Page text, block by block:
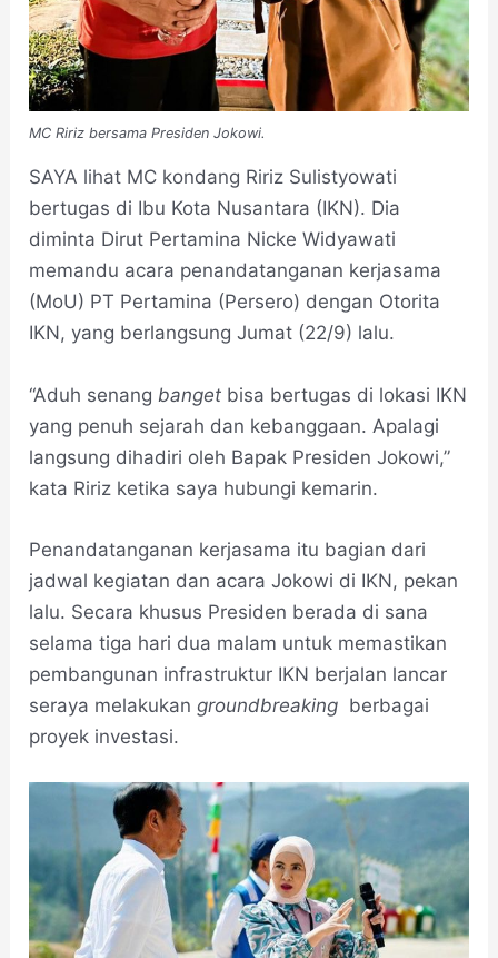
MC Ririz bersama Presiden Jokowi.
SAYA lihat MC kondang Ririz Sulistyowati
bertugas di Ibu Kota Nusantara (IKN). Dia
diminta Dirut Pertamina Nicke Widyawati
memandu acara penandatanganan kerjasama
(MoU) PT Pertamina (Persero) dengan Otorita
IKN, yang berlangsung Jumat (22/9) lalu.
“Aduh senang banget bisa bertugas di lokasi IKN
yang penuh sejarah dan kebanggaan. Apalagi
langsung dihadiri oleh Bapak Presiden Jokowi,”
kata Ririz ketika saya hubungi kemarin.
Penandatanganan kerjasama itu bagian dari
jadwal kegiatan dan acara Jokowi di IKN, pekan
lalu. Secara khusus Presiden berada di sana
selama tiga hari dua malam untuk memastikan
pembangunan infrastruktur IKN berjalan lancar
seraya melakukan groundbreaking berbagai
proyek investasi.